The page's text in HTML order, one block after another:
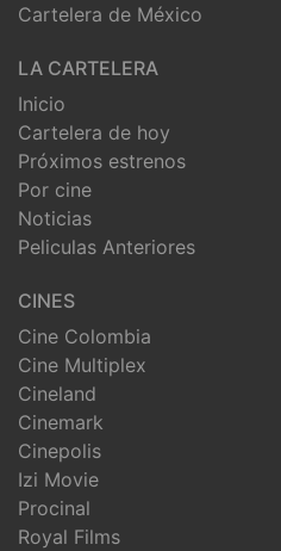
Cartelera de México
LA CARTELERA
Inicio
Cartelera de hoy
Próximos estrenos
Por cine
Noticias
Peliculas Anteriores
CINES
Cine Colombia
Cine Multiplex
Cineland
Cinemark
Cinepolis
Izi Movie
Procinal
Royal Films